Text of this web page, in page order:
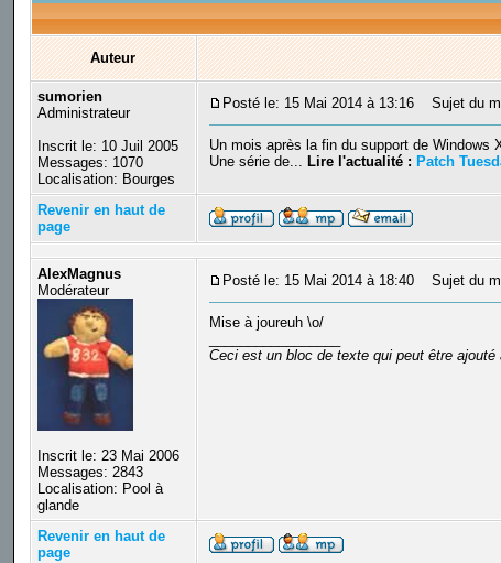
Auteur
sumorien
Administrateur
Inscrit le: 10 Juil 2005
Messages: 1070
Localisation: Bourges
Posté le: 15 Mai 2014 à 13:16 Sujet du
Un mois après la fin du support de
Une série de... Lire l'actualité : Patch
Revenir en haut de
page
AlexMagnus
Modérateur
Inscrit le: 23 Mai 2006
Messages: 2843
Localisation: Pool à
glande
Posté le: 15 Mai 2014 à 18:40 Sujet du
Mise à joureuh \o/
Ceci est un bloc de texte qui peut être
Revenir en haut de
page